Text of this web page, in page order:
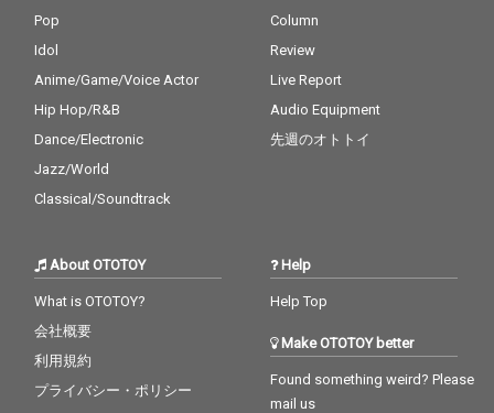
Pop
Idol
Anime/Game/Voice Actor
Hip Hop/R&B
Dance/Electronic
Jazz/World
Classical/Soundtrack
Column
Review
Live Report
Audio Equipment
先週のオトトイ
About OTOTOY
What is OTOTOY?
会社概要
利用規約
プライバシー・ポリシー
Help
Help Top
Make OTOTOY better
Found something weird? Please
mail us